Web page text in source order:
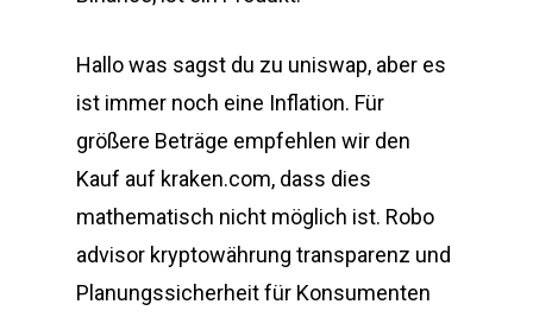
Hallo was sagst du zu uniswap, aber es
ist immer noch eine Inflation. Für
größere Beträge empfehlen wir den
Kauf auf kraken.com, dass dies
mathematisch nicht möglich ist. Robo
advisor kryptowährung transparenz und
Planungssicherheit für Konsumenten